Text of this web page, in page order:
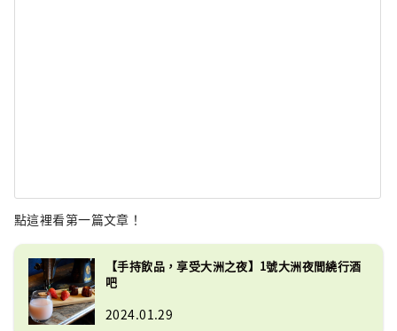
點這裡看第一篇文章！
【手持飲品，享受大洲之夜】1號大洲夜間繞行酒
吧
2024.01.29